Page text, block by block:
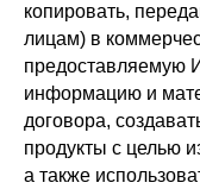
копировать,
лицам) в
предоставляемую
информацию и
договора,
продукты с целью
а также